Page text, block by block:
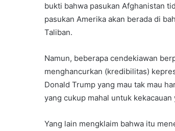
bukti bahwa pasukan Afghanistan
pasukan Amerika akan berada di
Taliban.
Namun, beberapa cendekiawan
menghancurkan (kredibilitas)
Donald Trump yang mau tak mau
yang cukup mahal untuk kekacauan
Yang lain mengklaim bahwa itu